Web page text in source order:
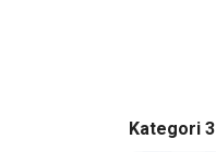
Kategori 3